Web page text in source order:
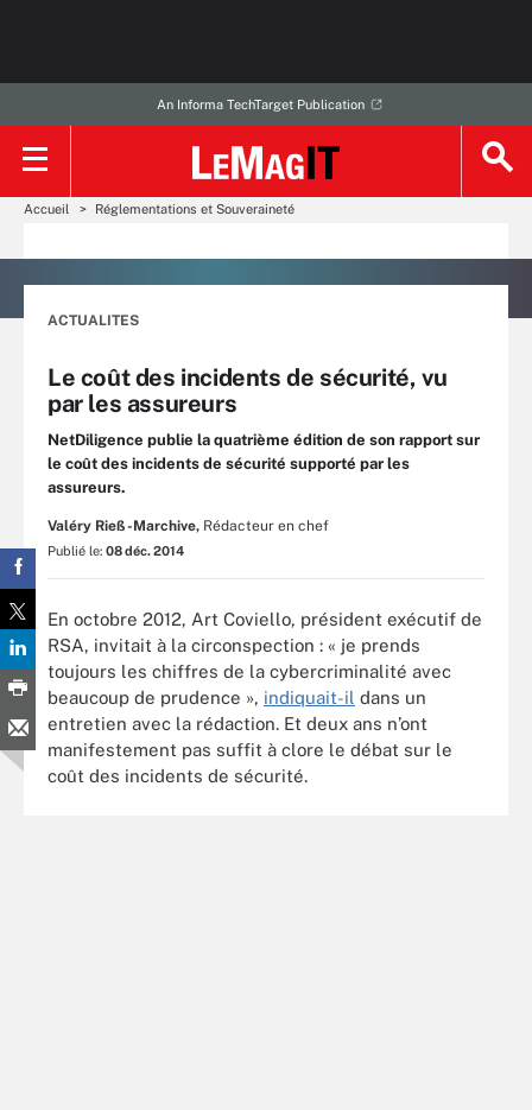
An Informa TechTarget Publication
Accueil Réglementations et Souveraineté
ACTUALITES
Le coût des incidents de sécurité, vu
par les assureurs
NetDiligence publie la quatrième édition de son rapport sur
le coût des incidents de sécurité supporté par les
assureurs.
Valéry Rieß-Marchive, Rédacteur en chef
Publié le: 08 déc. 2014
En octobre 2012, Art Coviello, président exécutif de
RSA, invitait à la circonspection : « je prends
toujours les chiffres de la cybercriminalité avec
beaucoup de prudence », indiquait-il dans un
entretien avec la rédaction. Et deux ans n’ont
manifestement pas suffit à clore le débat sur le
coût des incidents de sécurité.